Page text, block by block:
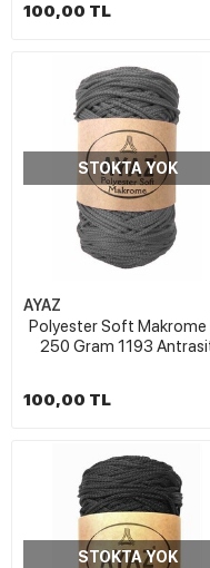
100,00 TL
STOKTA YOK
AYAZ
Polyester Soft Makrome
250 Gram 1193
100,00 TL
STOKTA YOK